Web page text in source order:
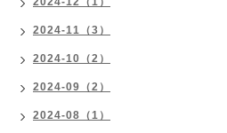
2024-11（3）
2024-10（2）
2024-09（2）
2024-08（1）